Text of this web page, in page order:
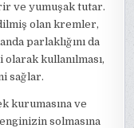
ve yumuşak tutar.
olan kremler,
parlaklığını da
kullanılması,
sağlar.
kurumasına ve
solmasına